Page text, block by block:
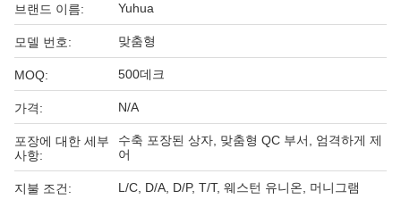
브랜드 이름: Yuhua
모델 번호: 맞춤형
MOQ: 500데크
가격: N/A
포장에 대한 세부
사항:
수축 포장된 상자, 맞춤형 QC 부서, 엄격하게 제
어
지불 조건: L/C, D/A, D/P, T/T, 웨스턴 유니온, 머니그램